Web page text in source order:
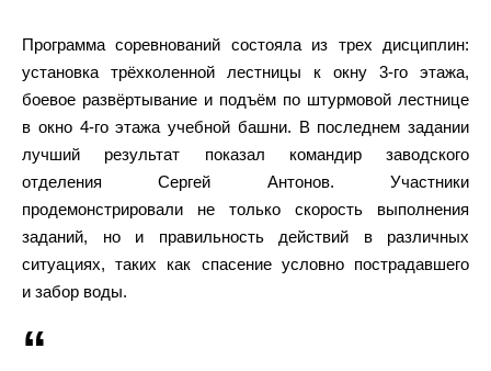
Программа соревнований состояла из трех дисциплин:
установка трёхколенной лестницы к окну 3-го этажа,
боевое развёртывание и подъём по штурмовой лестнице
в окно 4-го этажа учебной башни. В последнем задании
лучший результат показал командир заводского
отделения Сергей Антонов. Участники
продемонстрировали не только скорость выполнения
заданий, но и правильность действий в различных
ситуациях, таких как спасение условно пострадавшего
и забор воды.